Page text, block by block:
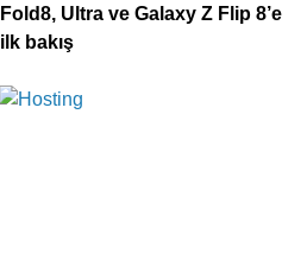
Fold8, Ultra ve Galaxy Z Flip 8’e
ilk bakış